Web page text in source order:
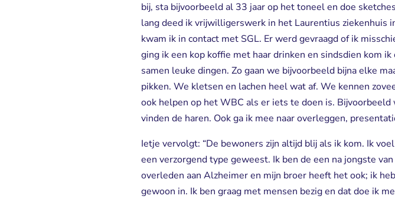
bij, sta bijvoorbeeld al 33 jaar op het toneel en doe
lang deed ik vrijwilligerswerk in het Laurentius ziekenhuis
kwam ik in contact met SGL. Er werd gevraagd of ik
ging ik een kop koffie met haar drinken en sindsdien kom
samen leuke dingen. Zo gaan we bijvoorbeeld bijna elke
pikken. We kletsen en lachen heel wat af. We kennen
ook helpen op het WBC als er iets te doen is.
vinden de haren. Ook ga ik mee naar overleggen,
Ietje vervolgt: “De bewoners zijn altijd blij als ik kom. Ik
een verzorgend type geweest. Ik ben de een na jongste
overleden aan Alzheimer en mijn broer heeft het ook; ik
gewoon in. Ik ben graag met mensen bezig en dat doe ik